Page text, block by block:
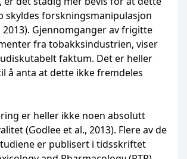
skyldes forskningsmanipulasjon
2013). Gjennomganger av frigitte
fra tobakksindustrien, viser
faktum. Det er heller
å anta at dette ikke fremdeles
er heller ikke noen absolutt
(Godlee et al., 2013). Flere av de
er publisert i tidsskriftet